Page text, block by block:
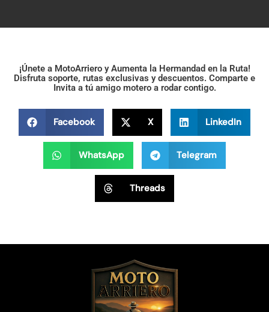
¡Únete a MotoArriero y Aumenta la Hermandad en la Ruta!
Disfruta soporte, rutas exclusivas y descuentos. Comparte e
Invita a tú amigo motero a rodar contigo.
Facebook X LinkedIn
WhatsApp Telegram
Threads